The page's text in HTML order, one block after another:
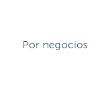
Por negocios